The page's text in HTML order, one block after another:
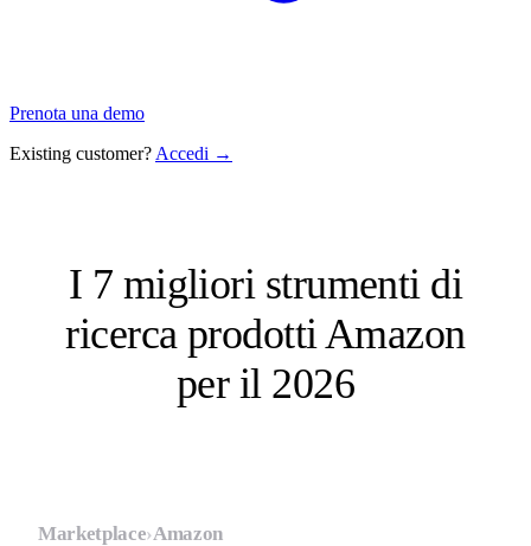
Prenota una demo
Existing customer? Accedi →
I 7 migliori strumenti di
ricerca prodotti Amazon
per il 2026
Marketplace›Amazon